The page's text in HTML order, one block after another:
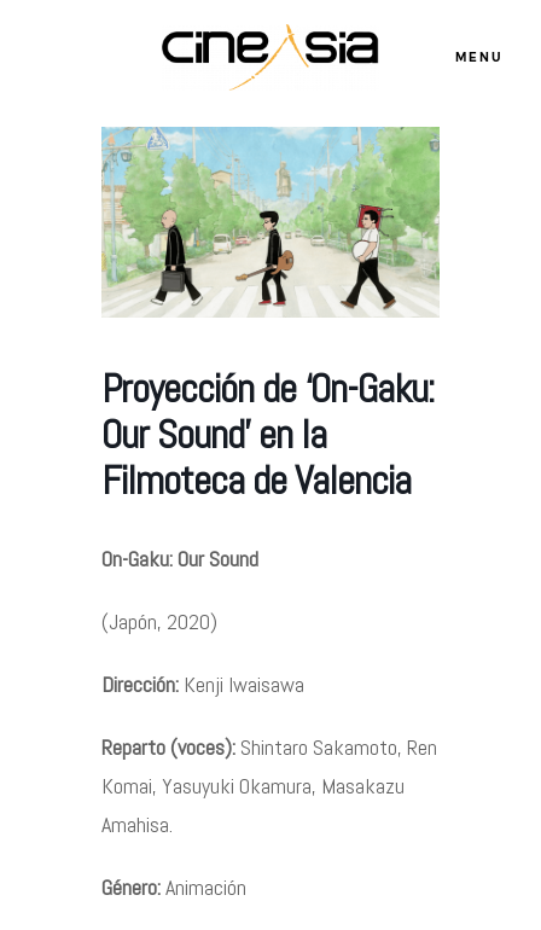
MENU
Proyección de ‘On-Gaku:
Our Sound’ en la
Filmoteca de Valencia
On-Gaku: Our Sound
(Japón, 2020)
Dirección: Kenji Iwaisawa
Reparto (voces): Shintaro Sakamoto, Ren
Komai, Yasuyuki Okamura, Masakazu
Amahisa.
Género:Animación
Servicios
©2026 COPYRIGHT FLOTHEMES